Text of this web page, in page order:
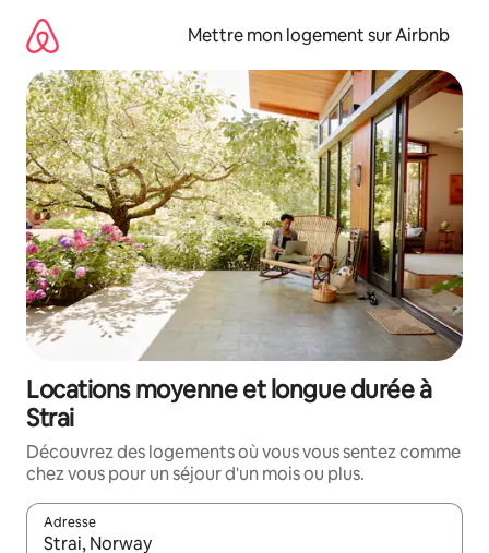
directement
contenu
Mettre mon logement sur Airbnb
Locations moyenne et longue durée à
Strai
Découvrez des logements où vous vous sentez comme
chez vous pour un séjour d'un mois ou plus.
Adresse
Lorsque les résultats s'affichent, utilisez les flèches vers le